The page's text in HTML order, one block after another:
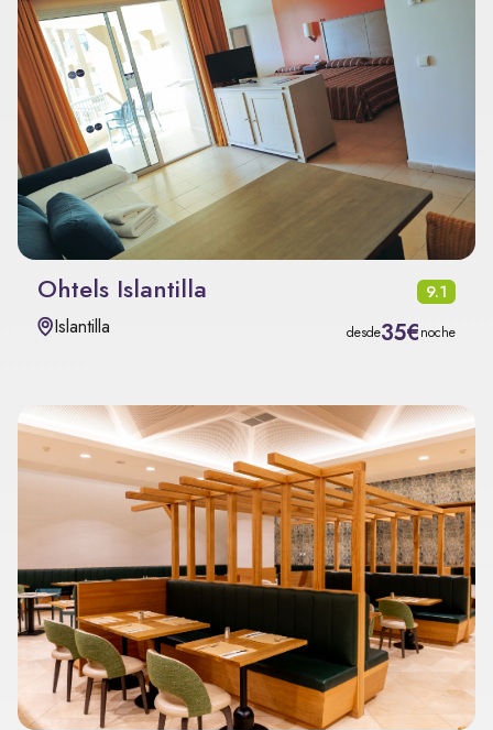
Ohtels Islantilla 9.1
Islantilla desde35€noche